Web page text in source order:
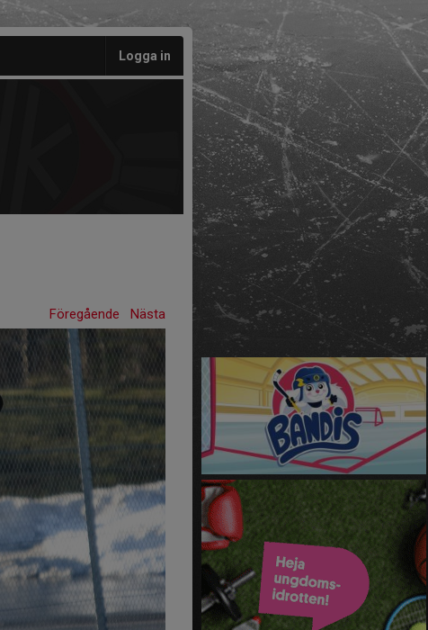
Logga in
Föregående Nästa